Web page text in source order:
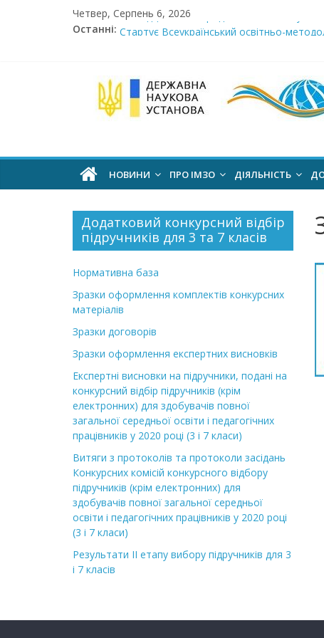
Четвер, Серпень 6, 2026
Останні:
Сімнадцята міжнародна виставка «Сучасні
Стартує Всеукраїнський освітньо-
Розпочато прийом документів на конкурс
Інститут
модернізації
змісту
освіти
офіційний
сайт
НОВИНИ ПРО ІМЗО ДІЯЛЬНІСТЬ
Додатковий конкурсний відбір
підручників для 3 та 7 класів
Нормативна база
Зразки оформлення комплектів конкурсних
матеріалів
Зразки договорів
Зразки оформлення експертних висновків
Експертні висновки на підручники, подані на
конкурсний відбір підручників (крім
електронних) для здобувачів повної
загальної середньої освіти і педагогічних
працівників у 2020 році (3 і 7 класи)
Витяги з протоколів та протоколи засідань
Конкурсних комісій конкурсного відбору
підручників (крім електронних) для
здобувачів повної загальної середньої
освіти і педагогічних працівників у 2020 році
(3 і 7 класи)
Результати ІІ етапу вибору підручників для 3
і 7 класів